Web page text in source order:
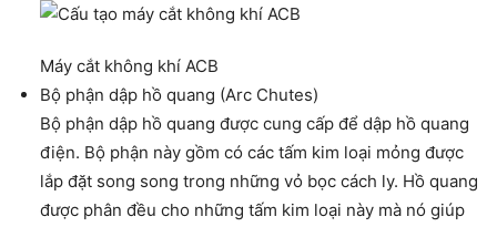
Máy cắt không khí ACB
Bộ phận dập hồ quang (Arc Chutes)
Bộ phận dập hồ quang được cung cấp để dập hồ quang
điện. Bộ phận này gồm có các tấm kim loại mỏng được
lắp đặt song song trong những vỏ bọc cách ly. Hồ quang
được phân đều cho những tấm kim loại này mà nó giúp